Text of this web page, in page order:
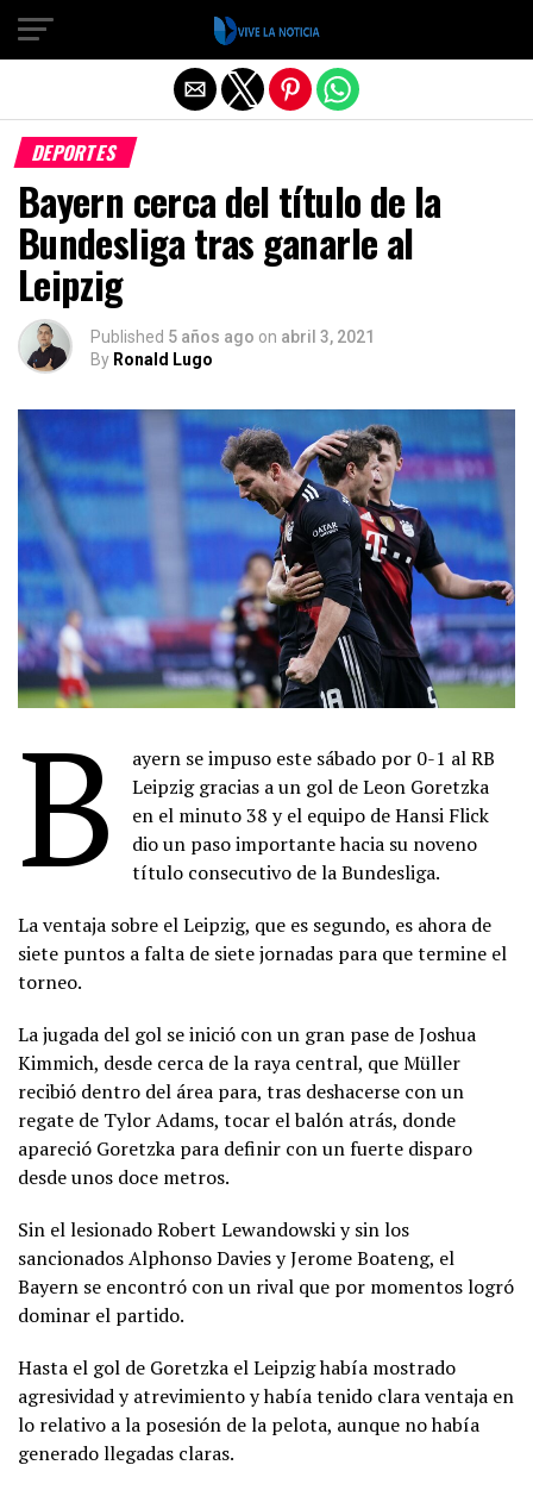
DEPORTES
Bayern cerca del título de la
Bundesliga tras ganarle al
Leipzig
Published 5 años ago on abril 3, 2021
By Ronald Lugo
B
ayern se impuso este sábado por 0-1 al RB
Leipzig gracias a un gol de Leon Goretzka
en el minuto 38 y el equipo de Hansi Flick
dio un paso importante hacia su noveno
título consecutivo de la Bundesliga.
La ventaja sobre el Leipzig, que es segundo, es ahora de
siete puntos a falta de siete jornadas para que termine el
torneo.
La jugada del gol se inició con un gran pase de Joshua
Kimmich, desde cerca de la raya central, que Müller
recibió dentro del área para, tras deshacerse con un
regate de Tylor Adams, tocar el balón atrás, donde
apareció Goretzka para definir con un fuerte disparo
desde unos doce metros.
Sin el lesionado Robert Lewandowski y sin los
sancionados Alphonso Davies y Jerome Boateng, el
Bayern se encontró con un rival que por momentos logró
dominar el partido.
Hasta el gol de Goretzka el Leipzig había mostrado
agresividad y atrevimiento y había tenido clara ventaja en
lo relativo a la posesión de la pelota, aunque no había
generado llegadas claras.
Salir de la versión móvil